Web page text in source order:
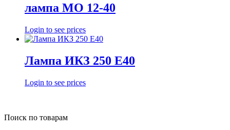
лампа МО 12-40
Login to see prices
Лампа ИКЗ 250 Е40
Login to see prices
Поиск по товарам